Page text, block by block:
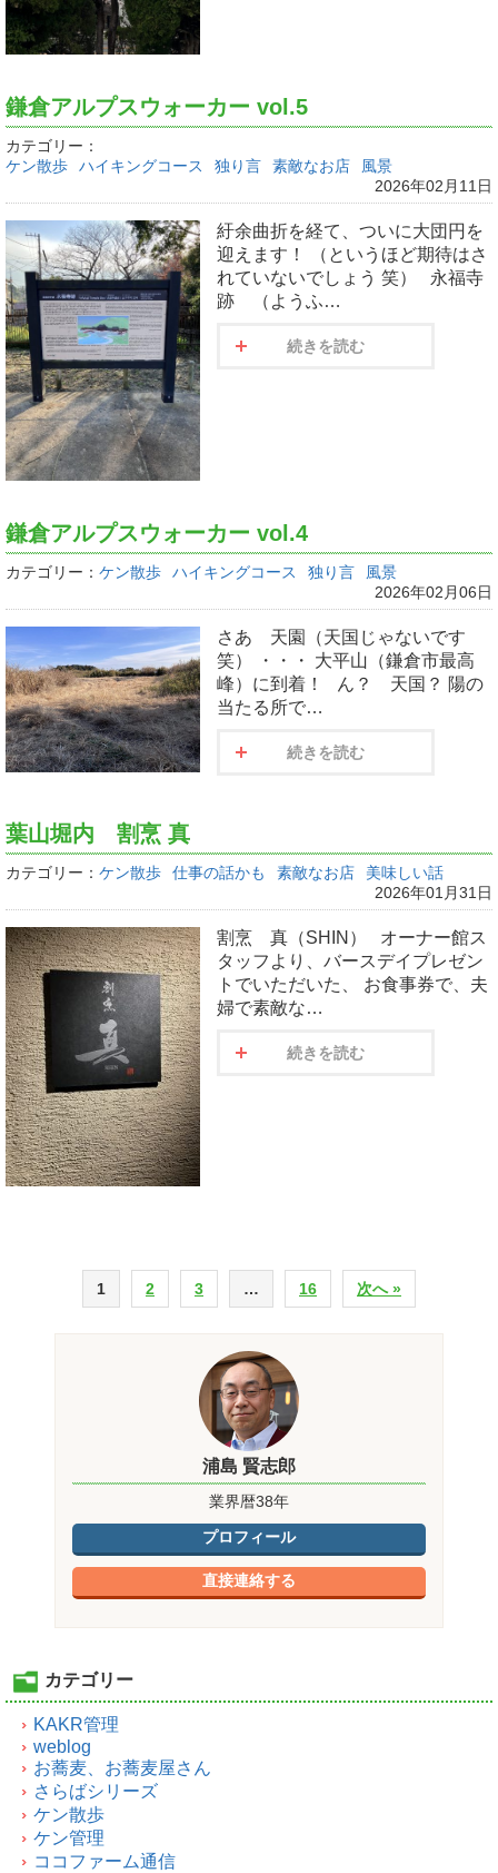
鎌倉アルプスウォーカー vol.5
カテゴリー：
ケン散歩
ハイキングコース 独り言 素敵なお店
風景
2026年02月11日
紆余曲折を経て、ついに大団円を
迎えます！ （というほど期待はさ
れていないでしょう 笑） 永福寺
跡 （ようふ…
続きを読む
鎌倉アルプスウォーカー vol.4
カテゴリー： ケン散歩 ハイキングコース 独り言
風景
2026年02月06日
さあ 天園（天国じゃないです
笑） ・・・ 大平山（鎌倉市最高
峰）に到着！ ん？ 天国？ 陽の
当たる所で…
続きを読む
葉山堀内 割烹 真
カテゴリー： ケン散歩 仕事の話かも 素敵なお店
美味しい話
2026年01月31日
割烹 真（SHIN） オーナー館ス
タッフより、バースデイプレゼン
トでいただいた、 お食事券で、夫
婦で素敵な…
続きを読む
1 2 3 … 16 次へ »
浦島 賢志郎
業界暦38年
プロフィール
直接連絡する
カテゴリー
KAKR管理
weblog
お蕎麦、お蕎麦屋さん
さらばシリーズ
ケン散歩
ケン管理
ココファーム通信